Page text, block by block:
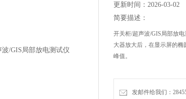
更新时间：2026-03-02
简要描述：
开关柜/超声波/GIS局部放
大器放大后，在显示屏的
峰值。
发邮件给我们：